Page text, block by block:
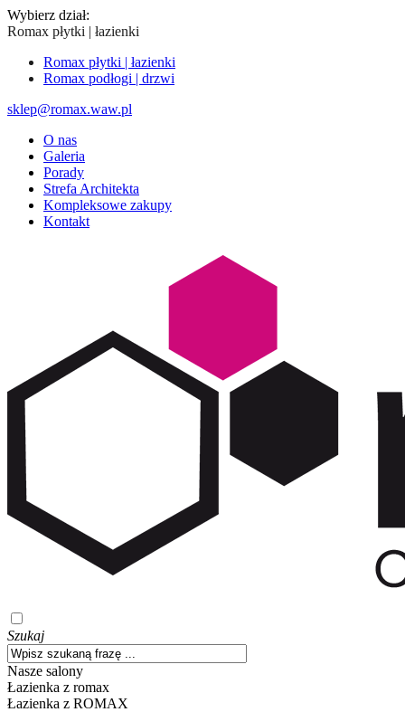
Wybierz dział:
Romax płytki | łazienki
Romax płytki | łazienki
Romax podłogi | drzwi
sklep@romax.waw.pl
O nas
Galeria
Porady
Strefa Architekta
Kompleksowe zakupy
Kontakt
Szukaj
Nasze salony
Łazienka z romax
Łazienka z ROMAX